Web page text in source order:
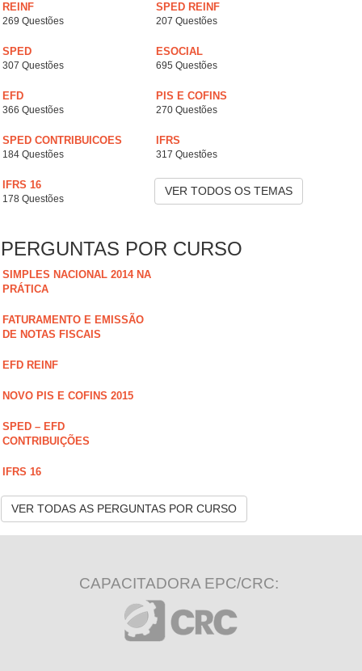
REINF
269 Questões
SPED REINF
207 Questões
SPED
307 Questões
ESOCIAL
695 Questões
EFD
366 Questões
PIS E COFINS
270 Questões
SPED CONTRIBUICOES
184 Questões
IFRS
317 Questões
IFRS 16
178 Questões
VER TODOS OS TEMAS
PERGUNTAS POR CURSO
SIMPLES NACIONAL 2014 NA
PRÁTICA
FATURAMENTO E EMISSÃO
DE NOTAS FISCAIS
EFD REINF
NOVO PIS E COFINS 2015
SPED – EFD
CONTRIBUIÇÕES
IFRS 16
VER TODAS AS PERGUNTAS POR CURSO
CAPACITADORA EPC/CRC: